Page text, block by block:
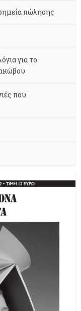
πώλησης
για το
που